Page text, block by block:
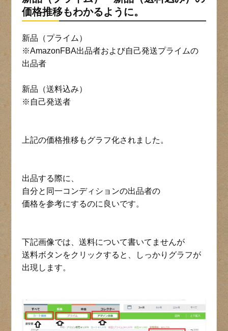
価格推移もわかるように。
新品（プライム）
※AmazonFBA出品者および自己発送プライムの
出品者
新品（送料込み）
※自己発送者
上記の価格推移もグラフ化されました。
出品する際に、
自分と同一コンディションの出品者の
価格を参考にするのに良いです。
下記画像では、送料について書いてませんが
送料ボタンをクリックすると、しっかりグラフが
出現します。